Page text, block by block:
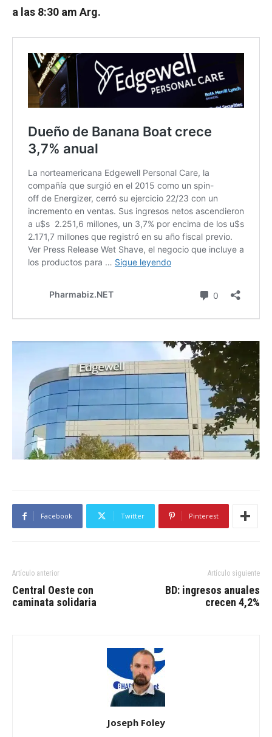
a las 8:30 am Arg.
Facebook Twitter Pinterest
Artículo anterior
Central Oeste con
caminata solidaria
Artículo siguiente
BD: ingresos anuales
crecen 4,2%
Joseph Foley